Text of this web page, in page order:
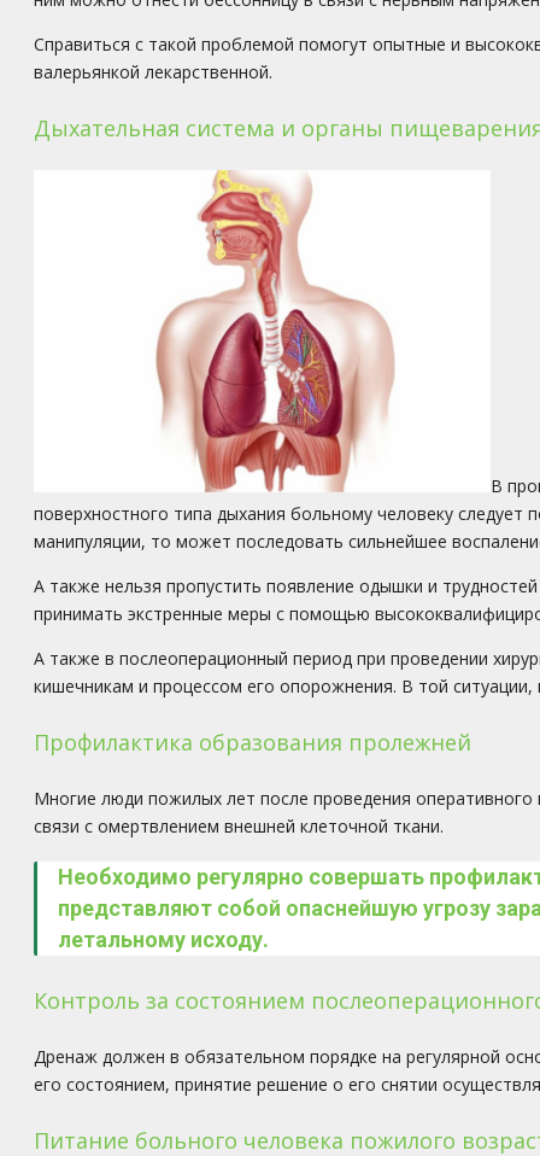
Справиться с такой проблемой помогут опытные и
валерьянкой лекарственной.
Дыхательная система и органы
В
поверхностного типа дыхания больному человеку
манипуляции, то может последовать сильнейшее
А также нельзя пропустить появление одышки и
принимать экстренные меры с помощью
А также в послеоперационный период при проведении
кишечникам и процессом его опорожнения. В той
Профилактика образования пролежней
Многие люди пожилых лет после проведения
связи с омертвлением внешней клеточной ткани.
Необходимо регулярно совершать
представляют собой опаснейшую угрозу
летальному исходу.
Контроль за состоянием
Дренаж должен в обязательном порядке на регулярной
его состоянием, принятие решение о его снятии
Питание больного человека пожилого